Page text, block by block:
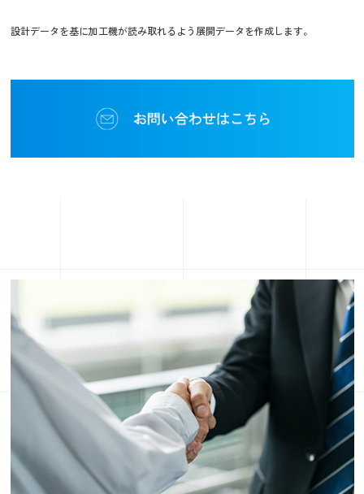
設計データを基に加工機が読み取れるよう展開データを作成します。